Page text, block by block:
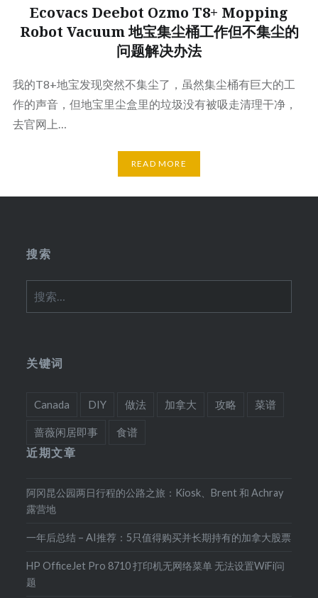
Ecovacs Deebot Ozmo T8+ Mopping
Robot Vacuum 地宝集尘桶工作但不集尘的
问题解决办法
我的T8+地宝发现突然不集尘了，虽然集尘桶有巨大的工
作的声音，但地宝里尘盒里的垃圾没有被吸走清理干净，
去官网上…
READ MORE
搜索
索：
关键词
Canada DIY 做法 加拿大 攻略 菜谱
蔷薇闲居即事 食谱
近期文章
阿冈昆公园两日行程的公路之旅：Kiosk、Brent 和 Achray
露营地
一年后总结 – AI推荐：5只值得购买并长期持有的加拿大股票
HP OfficeJet Pro 8710 打印机无网络菜单 无法设置WiFi问
题